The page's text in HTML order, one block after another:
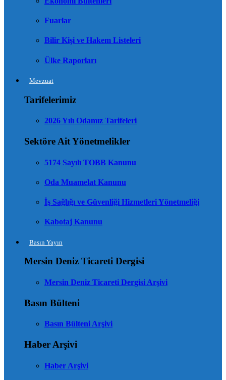
Fuarlar
Bilir Kişi ve Hakem Listeleri
Ülke Raporları
Mevzuat
Tarifelerimiz
2026 Yılı Odamız Tarifeleri
Sektöre Ait Yönetmelikler
5174 Sayılı TOBB Kanunu
Oda Muamelat Kanunu
İş Sağlığı ve Güvenliği Hizmetleri Yönetmeliği
Kabotaj Kanunu
Basın Yayın
Mersin Deniz Ticareti Dergisi
Mersin Deniz Ticareti Dergisi Arşivi
Basın Bülteni
Basın Bülteni Arşivi
Haber Arşivi
Haber Arşivi